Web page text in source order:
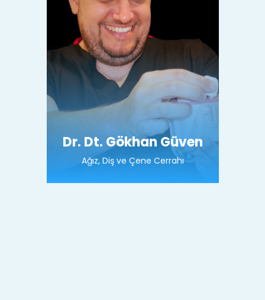
Dr. Dt. Gökhan Güven
Ağız, Diş ve Çene Cerrahı